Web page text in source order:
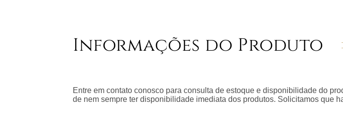
Informações do Produto
Entre em contato conosco para consulta de estoque e disponibilidade do
de nem sempre ter disponibilidade imediata dos produtos. Solicitamos que